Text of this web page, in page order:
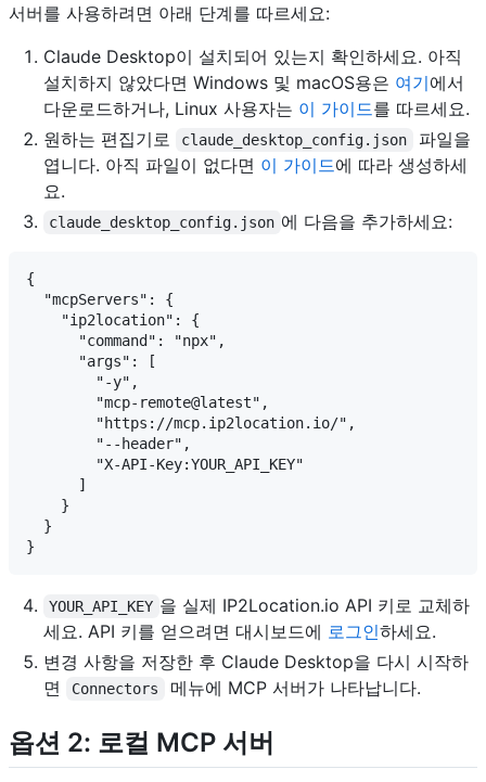
서버를 사용하려면 아래 단계를 따르세요:
Claude Desktop이 설치되어 있는지 확인하세요. 아직
설치하지 않았다면 Windows 및 macOS용은 여기에서
다운로드하거나, Linux 사용자는 이 가이드를 따르세요.
원하는 편집기로
claude_desktop_config.json
파일을
엽니다. 아직 파일이 없다면 이 가이드에 따라 생성하세
요.
claude_desktop_config.json 에 다음을 추가하세요:
{
  "mcpServers": {
    "ip2location": {
      "command": "npx",
      "args": [
        "-y",
        "mcp-remote@latest",
        "https://mcp.ip2location.io/",
        "--header",
        "X-API-Key:YOUR_API_KEY"
      ]
    }
  }
YOUR_API_KEY 을 실제 IP2Location.io API 키로 교체하
세요. API 키를 얻으려면 대시보드에 로그인하세요.
변경 사항을 저장한 후 Claude Desktop을 다시 시작하
면
Connectors 메뉴에 MCP 서버가 나타납니다.
옵션 2: 로컬 MCP 서버